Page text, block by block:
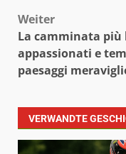
Weiter
La camminata più
appassionati e
paesaggi
VERWANDTE